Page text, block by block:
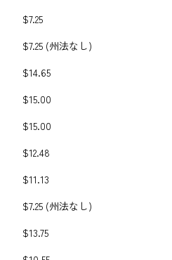
$7.25
$7.25 (州法なし)
$14.65
$15.00
$15.00
$12.48
$11.13
$7.25 (州法なし)
$13.75